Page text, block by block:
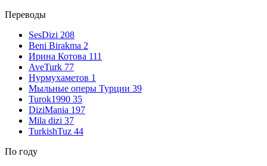
Переводы
SesDizi 208
Beni Birakma 2
Ирина Котова 111
AveTurk 77
Нурмухаметов 1
Мыльные оперы Турции 39
Turok1990 35
DiziMania 197
Mila dizi 37
TurkishTuz 44
По году